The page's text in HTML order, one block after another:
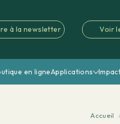
à la newsletter Voir
en ligneApplications
Accueil